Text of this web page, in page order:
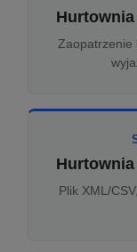
Zaopatrzenie
Plik XML/